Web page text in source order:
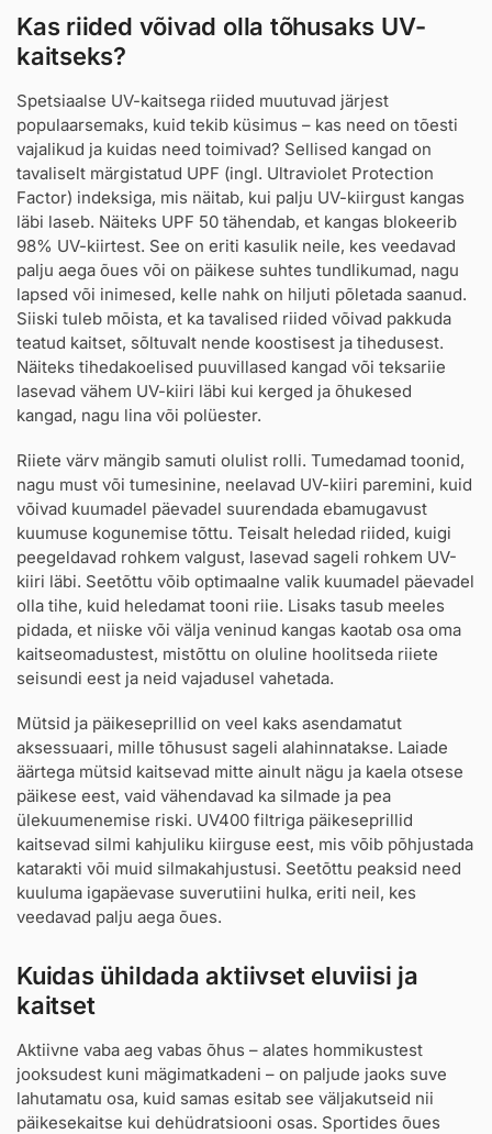
Kas riided võivad olla tõhusaks UV-
kaitseks?
Spetsiaalse UV-kaitsega riided muutuvad järjest
populaarsemaks, kuid tekib küsimus – kas need on tõesti
vajalikud ja kuidas need toimivad? Sellised kangad on
tavaliselt märgistatud UPF (ingl. Ultraviolet Protection
Factor) indeksiga, mis näitab, kui palju UV-kiirgust kangas
läbi laseb. Näiteks UPF 50 tähendab, et kangas blokeerib
98% UV-kiirtest. See on eriti kasulik neile, kes veedavad
palju aega õues või on päikese suhtes tundlikumad, nagu
lapsed või inimesed, kelle nahk on hiljuti põletada saanud.
Siiski tuleb mõista, et ka tavalised riided võivad pakkuda
teatud kaitset, sõltuvalt nende koostisest ja tihedusest.
Näiteks tihedakoelised puuvillased kangad või teksariie
lasevad vähem UV-kiiri läbi kui kerged ja õhukesed
kangad, nagu lina või polüester.
Riiete värv mängib samuti olulist rolli. Tumedamad toonid,
nagu must või tumesinine, neelavad UV-kiiri paremini, kuid
võivad kuumadel päevadel suurendada ebamugavust
kuumuse kogunemise tõttu. Teisalt heledad riided, kuigi
peegeldavad rohkem valgust, lasevad sageli rohkem UV-
kiiri läbi. Seetõttu võib optimaalne valik kuumadel päevadel
olla tihe, kuid heledamat tooni riie. Lisaks tasub meeles
pidada, et niiske või välja veninud kangas kaotab osa oma
kaitseomadustest, mistõttu on oluline hoolitseda riiete
seisundi eest ja neid vajadusel vahetada.
Mütsid ja päikeseprillid on veel kaks asendamatut
aksessuaari, mille tõhusust sageli alahinnatakse. Laiade
äärtega mütsid kaitsevad mitte ainult nägu ja kaela otsese
päikese eest, vaid vähendavad ka silmade ja pea
ülekuumenemise riski. UV400 filtriga päikeseprillid
kaitsevad silmi kahjuliku kiirguse eest, mis võib põhjustada
katarakti või muid silmakahjustusi. Seetõttu peaksid need
kuuluma igapäevase suverutiini hulka, eriti neil, kes
veedavad palju aega õues.
Kuidas ühildada aktiivset eluviisi ja
kaitset
Aktiivne vaba aeg vabas õhus – alates hommikustest
jooksudest kuni mägimatkadeni – on paljude jaoks suve
lahutamatu osa, kuid samas esitab see väljakutseid nii
päikesekaitse kui dehüdratsiooni osas. Sportides õues